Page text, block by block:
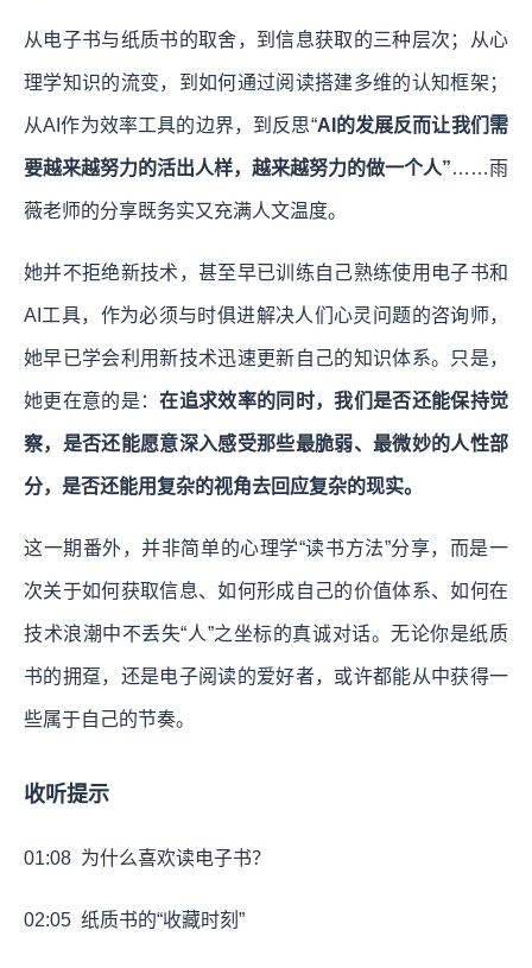
从电子书与纸质书的取舍，到信息获取的三种层次；从心
理学知识的流变，到如何通过阅读搭建多维的认知框架；
从AI作为效率工具的边界，到反思“AI的发展反而让我们需
要越来越努力的活出人样，越来越努力的做一个人”……雨
薇老师的分享既务实又充满人文温度。
她并不拒绝新技术，甚至早已训练自己熟练使用电子书和
AI工具，作为必须与时俱进解决人们心灵问题的咨询师，
她早已学会利用新技术迅速更新自己的知识体系。只是，
她更在意的是：在追求效率的同时，我们是否还能保持觉
察，是否还能愿意深入感受那些最脆弱、最微妙的人性部
分，是否还能用复杂的视角去回应复杂的现实。
这一期番外，并非简单的心理学“读书方法”分享，而是一
次关于如何获取信息、如何形成自己的价值体系、如何在
技术浪潮中不丢失“人”之坐标的真诚对话。无论你是纸质
书的拥趸，还是电子阅读的爱好者，或许都能从中获得一
些属于自己的节奏。
收听提示
01:08 为什么喜欢读电子书？
02:05 纸质书的“收藏时刻”